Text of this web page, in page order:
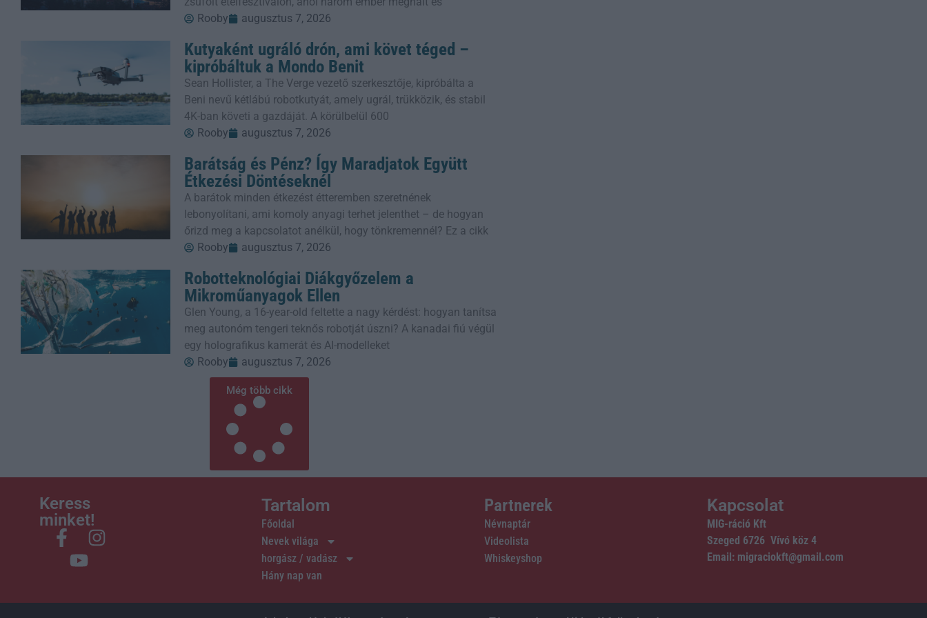
Rooby
augusztus 7, 2026
Kutyaként ugráló drón, ami követ téged –
kipróbáltuk a Mondo Benit
Sean Hollister, a The Verge vezető szerkesztője, kipróbálta a
Beni nevű kétlábú robotkutyát, amely ugrál, trükközik, és stabil
4K-ban követi a gazdáját. A körülbelül 600
Rooby
augusztus 7, 2026
Barátság és Pénz? Így Maradjatok Együtt
Étkezési Döntéseknél
A barátok minden étkezést étteremben szeretnének
lebonyolítani, ami komoly anyagi terhet jelenthet – de hogyan
őrizd meg a kapcsolatot anélkül, hogy tönkremennél? Ez a cikk
Rooby
augusztus 7, 2026
Robotteknológiai Diákgyőzelem a
Mikroműanyagok Ellen
Glen Young, a 16-year-old feltette a nagy kérdést: hogyan tanítsa
meg autonóm tengeri teknős robotját úszni? A kanadai fiú végül
egy holografikus kamerát és AI-modelleket
Rooby
augusztus 7, 2026
Még több cikk
Keress
minket!
Tartalom
Főoldal
Nevek világa
horgász / vadász
Hány nap van
Partnerek
Névnaptár
Videolista
Whiskeyshop
Kapcsolat
MIG-ráció Kft
Szeged 6726 Vívó köz 4
Email: migraciokft@gmail.com